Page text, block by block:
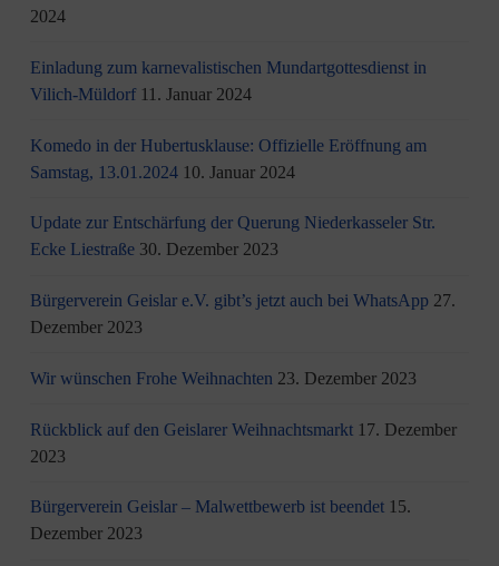
2024
Einladung zum karnevalistischen Mundartgottesdienst in
Vilich-Müldorf 11. Januar 2024
Komedo in der Hubertusklause: Offizielle Eröffnung am
Samstag, 13.01.2024 10. Januar 2024
Update zur Entschärfung der Querung Niederkasseler Str.
Ecke Liestraße 30. Dezember 2023
Bürgerverein Geislar e.V. gibt’s jetzt auch bei WhatsApp 27.
Dezember 2023
Wir wünschen Frohe Weihnachten 23. Dezember 2023
Rückblick auf den Geislarer Weihnachtsmarkt 17. Dezember
2023
Bürgerverein Geislar – Malwettbewerb ist beendet 15.
Dezember 2023